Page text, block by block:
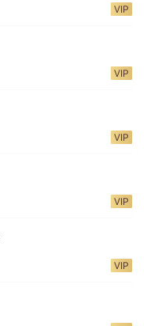
VIP
VIP
VIP
VIP
VIP